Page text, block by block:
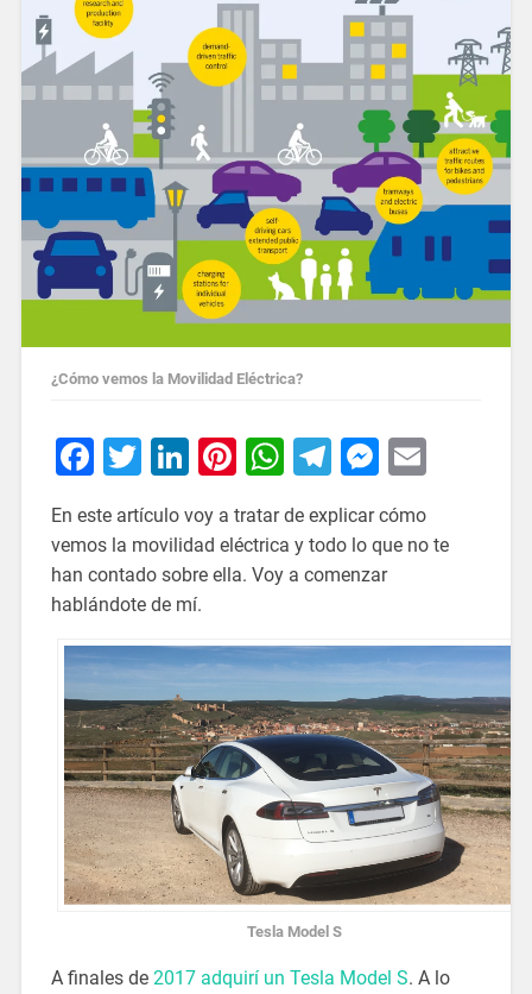
¿Cómo vemos la Movilidad Eléctrica?
Facebook
Twitter
LinkedIn
Pinterest
WhatsApp
Telegram
Email
En este artículo voy a tratar de explicar cómo
vemos la movilidad eléctrica y todo lo que no te
han contado sobre ella. Voy a comenzar
hablándote de mí.
Tesla Model S
A finales de 2017 adquirí un Tesla Model S. A lo